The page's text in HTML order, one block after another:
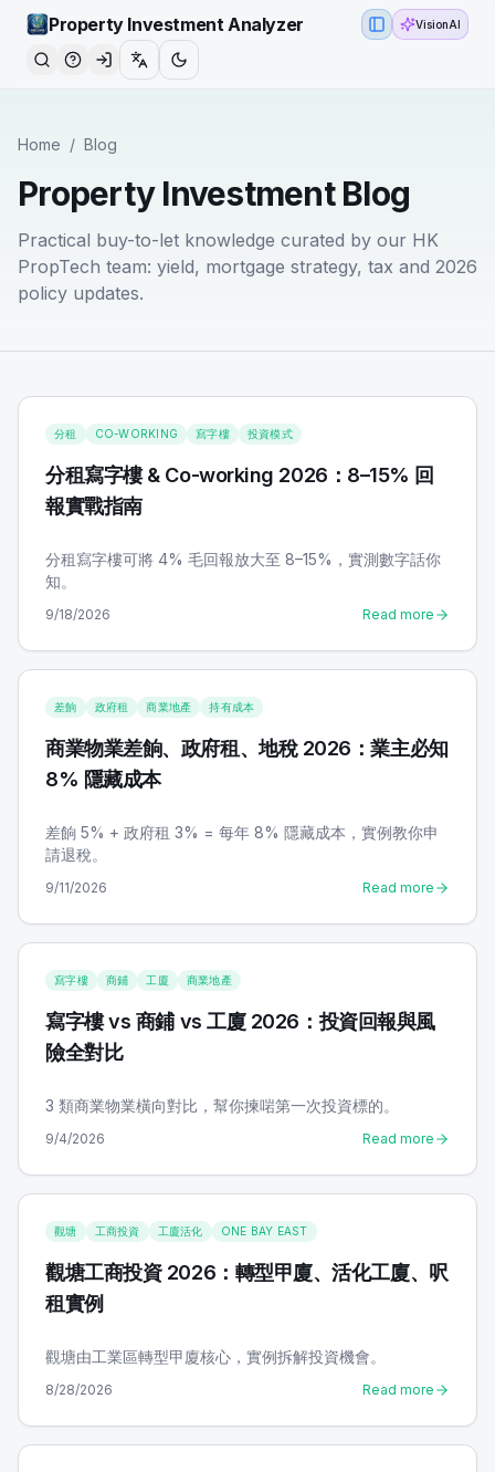
Property Investment Analyzer Toggle Sidebar
VisionAI
Home / Blog
Property Investment Blog
Practical buy-to-let knowledge curated by our HK
PropTech team: yield, mortgage strategy, tax and 2026
policy updates.
分租 CO-WORKING 寫字樓 投資模式
分租寫字樓 & Co-working 2026：8–15% 回
報實戰指南
分租寫字樓可將 4% 毛回報放大至 8–15%，實測數字話你
知。
9/18/2026 Read more
差餉 政府租 商業地產 持有成本
商業物業差餉、政府租、地稅 2026：業主必知
8% 隱藏成本
差餉 5% + 政府租 3% = 每年 8% 隱藏成本，實例教你申
請退稅。
9/11/2026 Read more
寫字樓 商鋪 工廈 商業地產
寫字樓 vs 商鋪 vs 工廈 2026：投資回報與風
險全對比
3 類商業物業橫向對比，幫你揀啱第一次投資標的。
9/4/2026 Read more
觀塘 工商投資 工廈活化 ONE BAY EAST
觀塘工商投資 2026：轉型甲廈、活化工廈、呎
租實例
觀塘由工業區轉型甲廈核心，實例拆解投資機會。
8/28/2026 Read more